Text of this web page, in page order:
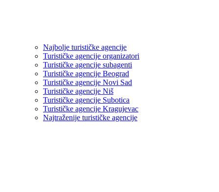
Najbolje turističke agencije
Turističke agencije organizatori
Turističke agencije subagenti
Turističke agencije Beograd
Turističke agencije Novi Sad
Turističke agencije Niš
Turističke agencije Subotica
Turističke agencije Kragujevac
Najtraženije turističke agencije